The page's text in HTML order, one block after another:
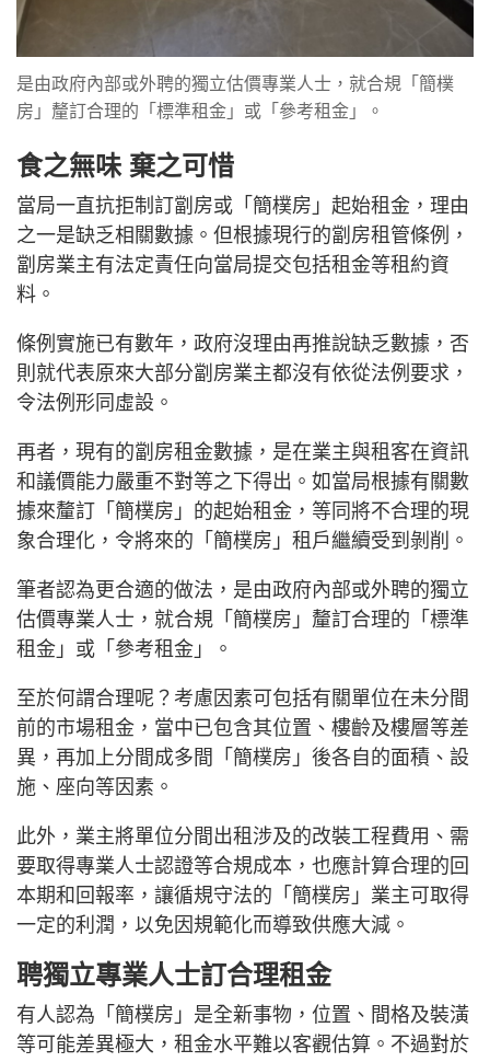
是由政府內部或外聘的獨立估價專業人士，就合規「簡樸
房」釐訂合理的「標準租金」或「參考租金」。
食之無味 棄之可惜
當局一直抗拒制訂劏房或「簡樸房」起始租金，理由
之一是缺乏相關數據。但根據現行的劏房租管條例，
劏房業主有法定責任向當局提交包括租金等租約資
料。
條例實施已有數年，政府沒理由再推說缺乏數據，否
則就代表原來大部分劏房業主都沒有依從法例要求，
令法例形同虛設。
再者，現有的劏房租金數據，是在業主與租客在資訊
和議價能力嚴重不對等之下得出。如當局根據有關數
據來釐訂「簡樸房」的起始租金，等同將不合理的現
象合理化，令將來的「簡樸房」租戶繼續受到剝削。
筆者認為更合適的做法，是由政府內部或外聘的獨立
估價專業人士，就合規「簡樸房」釐訂合理的「標準
租金」或「參考租金」。
至於何謂合理呢？考慮因素可包括有關單位在未分間
前的市場租金，當中已包含其位置、樓齡及樓層等差
異，再加上分間成多間「簡樸房」後各自的面積、設
施、座向等因素。
此外，業主將單位分間出租涉及的改裝工程費用、需
要取得專業人士認證等合規成本，也應計算合理的回
本期和回報率，讓循規守法的「簡樸房」業主可取得
一定的利潤，以免因規範化而導致供應大減。
聘獨立專業人士訂合理租金
有人認為「簡樸房」是全新事物，位置、間格及裝潢
等可能差異極大，租金水平難以客觀估算。不過對於